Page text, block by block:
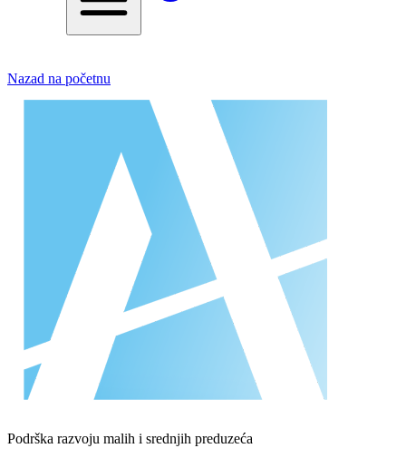
Nazad na početnu
Podrška razvoju malih i srednjih preduzeća